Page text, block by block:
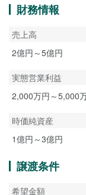
財務情報
売上高
2億円～5億円
実態営業利益
2,000万円～5,000
時価純資産
1億円～3億円
譲渡条件
希望金額